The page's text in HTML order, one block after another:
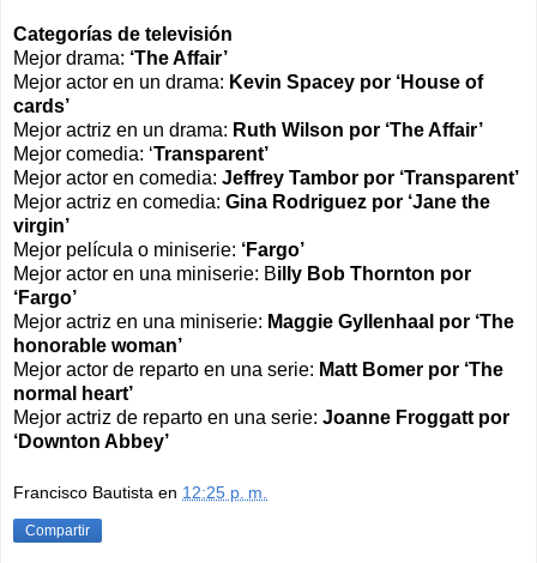
Categorías de televisión
Mejor drama: ‘The Affair’
Mejor actor en un drama: Kevin Spacey por ‘House of
cards’
Mejor actriz en un drama: Ruth Wilson por ‘The Affair’
Mejor comedia: ‘Transparent’
Mejor actor en comedia: Jeffrey Tambor por ‘Transparent’
Mejor actriz en comedia: Gina Rodriguez por ‘Jane the
virgin’
Mejor película o miniserie: ‘Fargo’
Mejor actor en una miniserie: Billy Bob Thornton por
‘Fargo’
Mejor actriz en una miniserie: Maggie Gyllenhaal por ‘The
honorable woman’
Mejor actor de reparto en una serie: Matt Bomer por ‘The
normal heart’
Mejor actriz de reparto en una serie: Joanne Froggatt por
‘Downton Abbey’
Francisco Bautista en 12:25 p. m.
Compartir